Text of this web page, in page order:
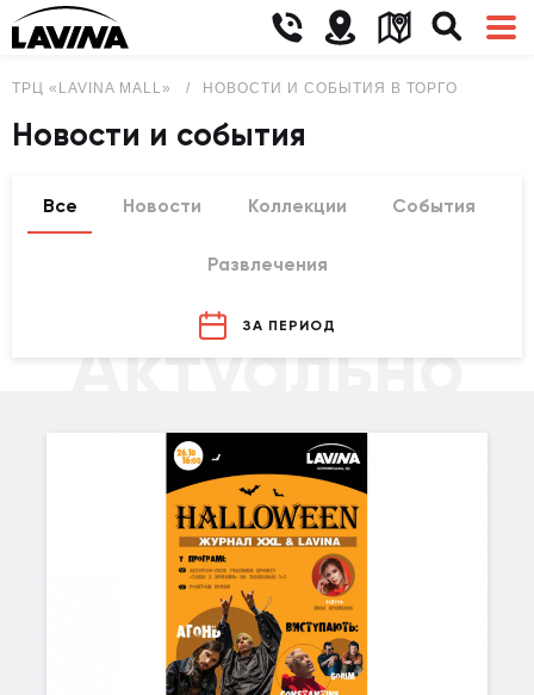
ТРЦ «LAVINA MALL» НОВОСТИ И СОБЫТИЯ В ТОРГОВО-
Новости и события
Все Новости Коллекции События
Развлечения
ЗА ПЕРИОД
Актуально